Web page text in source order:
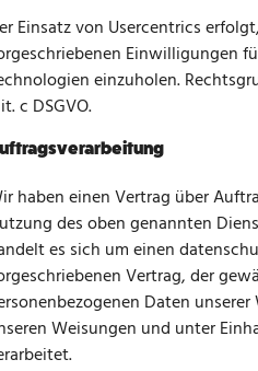
Einsatz von Usercentrics
Einwilligungen
einzuholen.
c DSGVO.
haben einen Vertrag über
des oben genannten
es sich um einen
Vertrag, der
Daten
Weisungen und unter